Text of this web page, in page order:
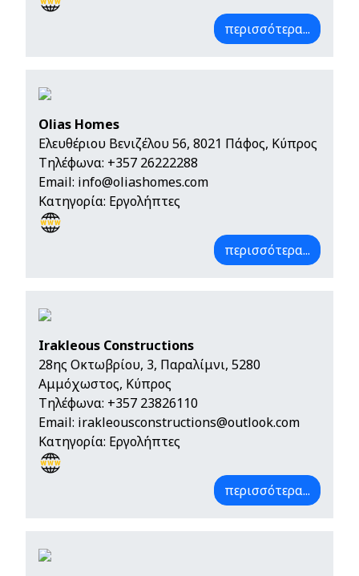
περισσότερα...
Olias Homes
Ελευθέριου Βενιζέλου 56, 8021 Πάφος, Κύπρος
Τηλέφωνα: +357 26222288
Email: info@oliashomes.com
Κατηγορία: Εργολήπτες
περισσότερα...
Irakleous Constructions
28ης Οκτωβρίου, 3, Παραλίμνι, 5280
Αμμόχωστος, Κύπρος
Τηλέφωνα: +357 23826110
Email: irakleousconstructions@outlook.com
Κατηγορία: Εργολήπτες
περισσότερα...